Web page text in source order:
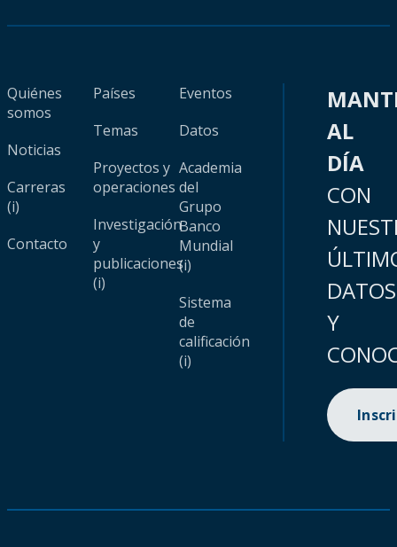
Quiénes
somos
Noticias
Carreras
(i)
Contacto
Países
Temas
Proyectos y
operaciones
Investigación
y
publicaciones
(i)
Eventos
Datos
Academia
del
Grupo
Banco
Mundial
(i)
Sistema
de
calificación
(i)
AL
DÍA
CON
DATOS
Y